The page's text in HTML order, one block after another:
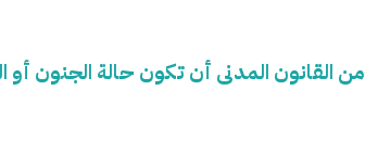
يشترط لبطلان تصرفات المجنون والمعتوه الصادرة قبل تسجيل قرار الحجر وفقا للمادة 114 من القانون المدنى أن